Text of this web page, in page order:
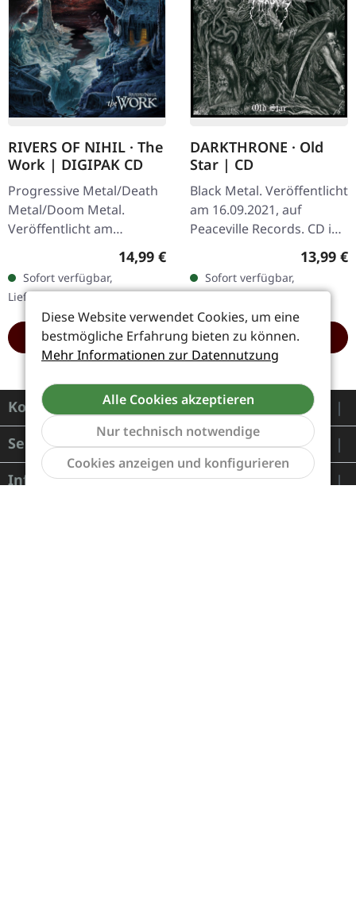
RIVERS OF NIHIL · The
Work | DIGIPAK CD
Progressive Metal/Death
Metal/Doom Metal.
Veröffentlicht am
24.09.2021, auf Metal
Blade Records. CD im
DigiPak. Rivers of Nihil hat
mit ihrem…
Regulärer Preis:
14,99 €
Sofort verfügbar,
Lieferzeit: 1-2 Werktage
HINZUFÜGEN
DARKTHRONE · Old
Star | CD
Black Metal. Veröffentlicht
am 16.09.2021, auf
Peaceville Records. CD im
Jewelcase. "Old Star" zeigt
die charakteristische
Weiterentwicklung von…
13,99 €
Sofort verfügbar,
HINZUFÜGEN
Kontakt
Service
Informationen
Diese Website verwendet Cookies, um eine
bestmögliche Erfahrung bieten zu können.
Mehr Informationen zur Datennutzung
Alle Cookies akzeptieren
Nur technisch notwendige
Cookies anzeigen und konfigurieren